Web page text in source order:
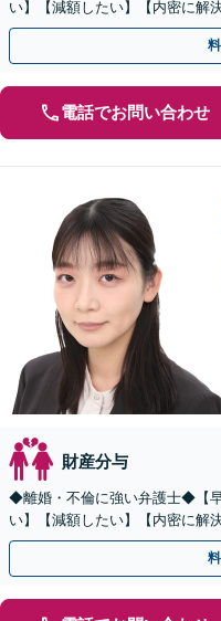
い】【減額したい】【内密に解
電話でお問い合わせ
財産分与
◆離婚・不倫に強い弁護士◆【
い】【減額したい】【内密に解